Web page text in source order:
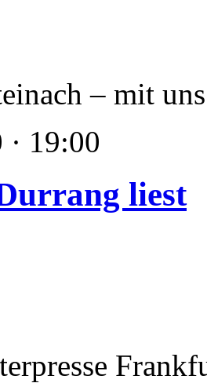
– mit
19:00
liest